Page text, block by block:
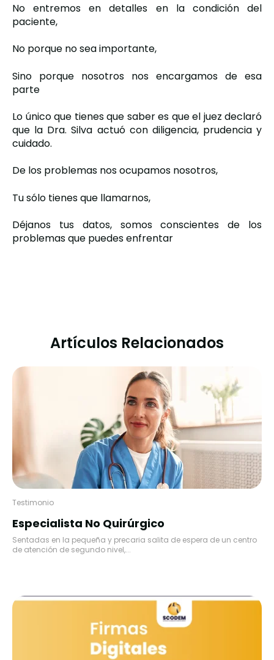
No entremos en detalles en la condición del
paciente,
No porque no sea importante,
Sino porque nosotros nos encargamos de esa
parte
Lo único que tienes que saber es que el juez declaró
que la Dra. Silva actuó con diligencia, prudencia y
cuidado.
De los problemas nos ocupamos nosotros,
Tu sólo tienes que llamarnos,
Déjanos tus datos, somos conscientes de los
problemas que puedes enfrentar
Artículos Relacionados
Testimonio
Especialista No Quirúrgico
Sentadas en la pequeña y precaria salita de espera de un centro
de atención de segundo nivel,...